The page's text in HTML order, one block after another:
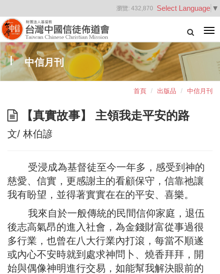
Select Language ▼
瀏覽: 432,870
中信月刊
首頁 出版品 中信月刊
【真實故事】 主領我走平安的路
文/ 林伯諺
受浸成為基督徒至今一年多，感受到神的
慈愛、信實，更感謝主的看顧保守，信靠祂讓
我有盼望，並得著實實在在的平安、喜樂。
我來自於一般傳統的民間信仰家庭，退伍
後志高氣昂的進入社會，為金錢財富從事過很
多行業，也曾在八大行業內打滾，每當不順遂
或內心不安時就到處求神問卜、燒香拜拜，開
始與偶像神明進行交易，如能幫我解決眼前的